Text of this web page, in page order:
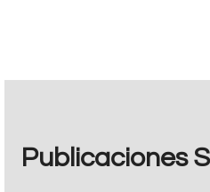
Publicaciones